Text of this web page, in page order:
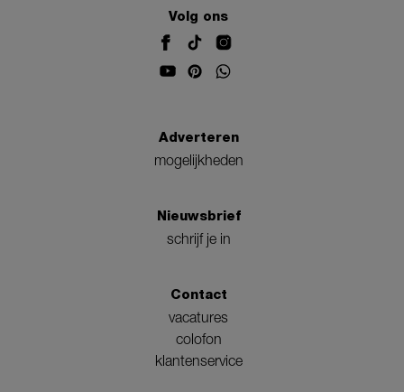
Volg ons
Adverteren
mogelijkheden
Nieuwsbrief
schrijf je in
Contact
vacatures
colofon
klantenservice